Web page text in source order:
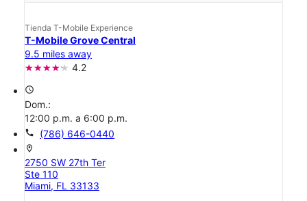
Tienda T-Mobile Experience
T-Mobile Grove Central
9.5 miles away
4.2
access_time
Dom.:
12:00 p.m. a 6:00 p.m.
call (786) 646-0440
location_on
2750 SW 27th Ter
Ste 110
Miami, FL 33133